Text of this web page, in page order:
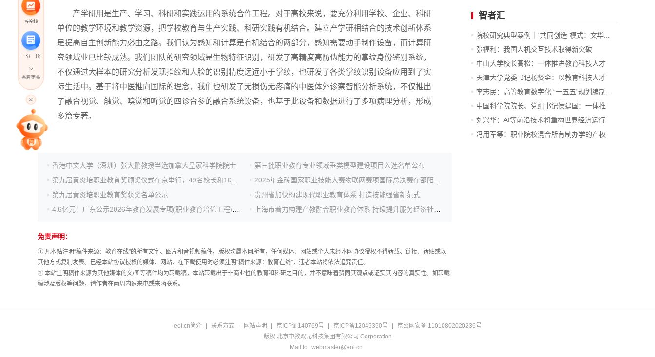
产学研用是生产、学习、科研和实践运用的系统合作工程。对于高校来说，要充分利用学校、企业、科研
单位的教学环境和教学资源，把学校教育与生产实践、科研实践有机结合。建立产学研相结合的技术创新体系
是提高自主创新能力必由之路。我们认为感知和计算是有机结合的两部分，感知需要动手制作设备，而计算研
究领域业已比较成熟。我们团队的研究领域是生物特征识别，研发了高精度高防伪能力的掌纹身份鉴别系统，
不仅通过大样本的研究分析发现指纹和人脸的识别精度远远小于掌纹，也研发了各类掌纹识别设备应用到了实
际生活中。基于将中医推向国际的理念，我们也研发了无损伤无疼痛的中医体外诊察智能分析系统，不仅推出
了融合视觉、触觉、嗅觉和听觉的四诊合参的融合系统设备，也基于此设备和数据进行了多项病理分析，形成
多篇专著。
香港中文大学（深圳）张大鹏教授当选加拿大皇家科学院院士
第三批职业教育专业领域垂类模型建设项目入选名单公布
第九届黄炎培职业教育奖获奖名单公示
贵州省加快构建现代职业教育体系 打造技能强省新范式
免责声明：
① 凡本站注明“稿件来源：教育在线”的所有文字、图片和音视频稿件，版权均属本网所有，任何媒体、网站或个人未经本网协议授权不得转载、链接、转贴或以
其他方式复制发表。已经本站协议授权的媒体、网站，在下载使用时必须注明“稿件来源：教育在线”，违者本站将依法追究责任。
② 本站注明稿件来源为其他媒体的文/图等稿件均为转载稿，本站转载出于非商业性的教育和科研之目的，并不意味着赞同其观点或证实其内容的真实性。如转载
稿涉及版权等问题，请作者在两周内速来电或来函联系。
省控线
一分一段
高考直播
专家指导课
高考真题
查看更多
智者汇
院校研究典型案例｜“共同创造”模式：文华...
张福利：我国人机交互技术取得新突破
中山大学校长高松：一体推进教育科技人才
发...
天津大学党委书记杨贤金：以教育科技人才
一...
李志民：高等教育数字化 “十五五”规划编制...
中国科学院院长、党组书记侯建国：一体推
进...
刘兴华：AI等前沿技术将重构世界经济运行
底...
冯用军等：职业院校混合所有制办学的产权
eol.cn简介 联系方式 网站声明 京ICP证140769号 京ICP备12045350号
京公网安备 11010802020236号
版权 北京中教双元科技集团有限公司 Corporation
Mail to: webmaster@eol.cn